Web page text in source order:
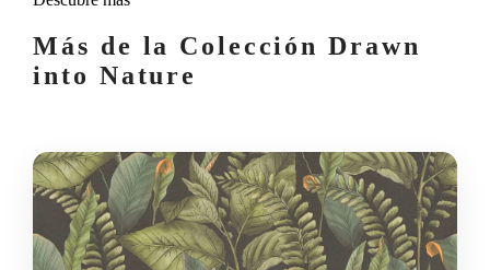
Más de la Colección Drawn
into Nature